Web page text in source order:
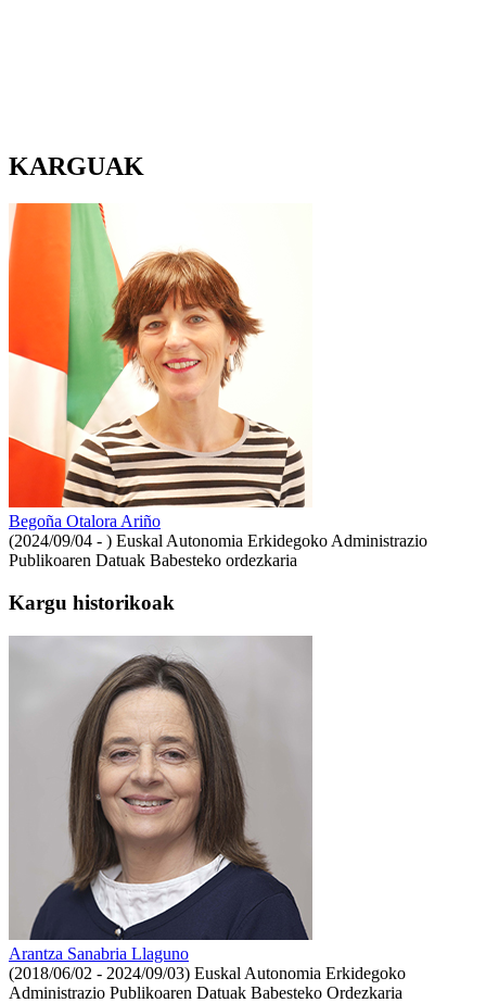
KARGUAK
Begoña Otalora Ariño
(2024/09/04 - ) Euskal Autonomia Erkidegoko Administrazio
Publikoaren Datuak Babesteko ordezkaria
Kargu historikoak
Arantza Sanabria Llaguno
(2018/06/02 - 2024/09/03) Euskal Autonomia Erkidegoko
Administrazio Publikoaren Datuak Babesteko Ordezkaria